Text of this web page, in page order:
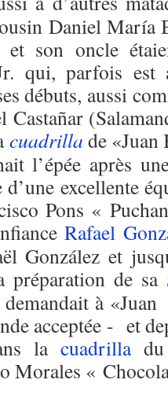
Daniel María
et son oncle
qui, parfois est
débuts, aussi
Castañar
cuadrilla de «Juan
l’épée après
excellente
Pons «
Rafael
González et
préparation de sa
à
acceptée - et
la cuadrilladu
Morales «